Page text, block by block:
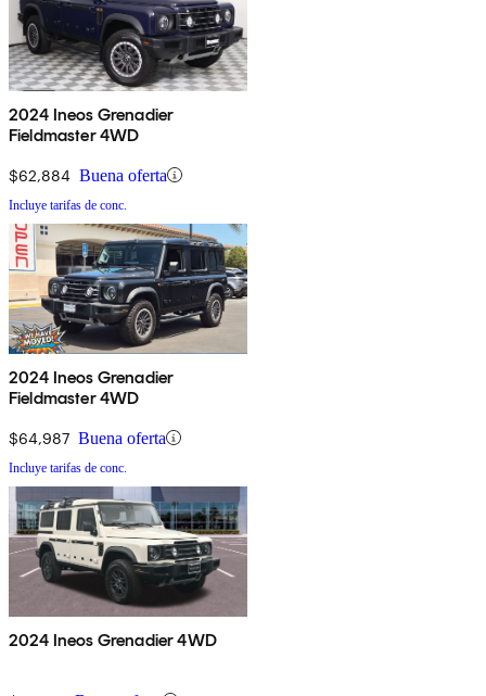
2024 Ineos Grenadier
Fieldmaster 4WD
$62,884 Buena oferta
Incluye tarifas de conc.
2024 Ineos Grenadier
Fieldmaster 4WD
$64,987 Buena oferta
Incluye tarifas de conc.
2024 Ineos Grenadier 4WD